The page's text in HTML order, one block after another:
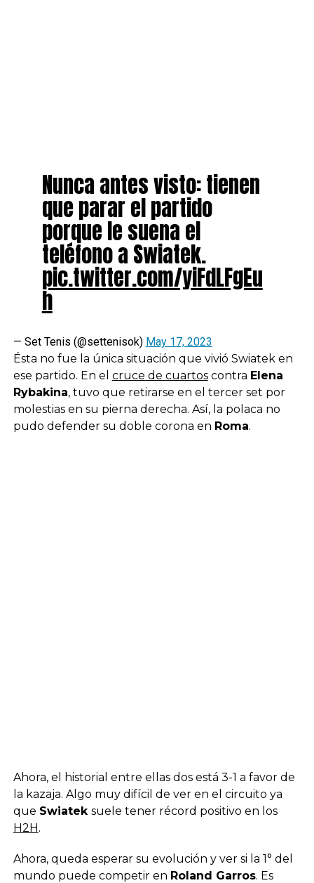
Nunca antes visto: tienen
que parar el partido
porque le suena el
teléfono a Swiatek.
pic.twitter.com/yiFdLFgEu
h
— Set Tenis (@settenisok) May 17, 2023
Ésta no fue la única situación que vivió Swiatek en
ese partido. En el cruce de cuartoscontra Elena
Rybakina, tuvo que retirarse en el tercer set por
molestias en su pierna derecha. Así, la polaca no
pudo defender su doble corona en Roma.
Ahora, el historial entre ellas dos está 3-1 a favor de
la kazaja. Algo muy difícil de ver en el circuito ya
que Swiatek suele tener récord positivo en los
H2H.
Ahora, queda esperar su evolución y ver si la 1° del
mundo puede competir en Roland Garros. Es